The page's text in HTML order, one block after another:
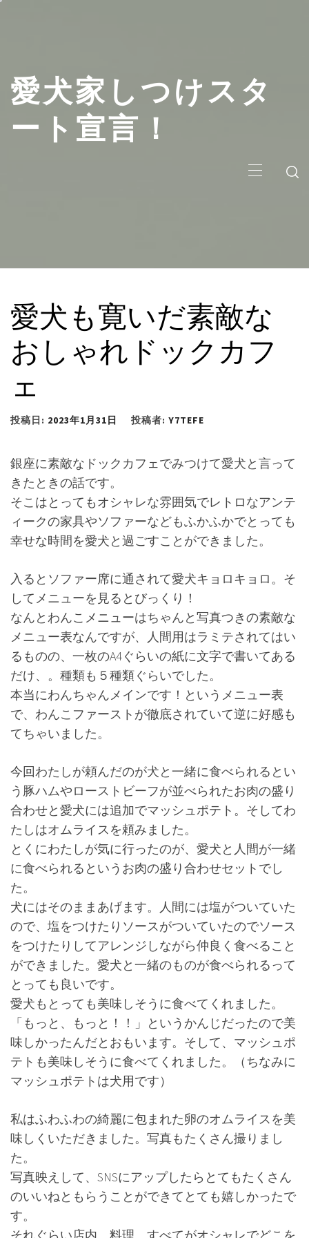
愛犬家しつけスタ
ート宣言！
イ
ン
愛犬も寛いだ素敵な
おしゃれドックカフ
ェ
投稿日: 2023年1月31日 投稿者: Y7TEFE
銀座に素敵なドックカフェでみつけて愛犬と言って
きたときの話です。
そこはとってもオシャレな雰囲気でレトロなアンテ
ィークの家具やソファーなどもふかふかでとっても
幸せな時間を愛犬と過ごすことができました。
入るとソファー席に通されて愛犬キョロキョロ。そ
してメニューを見るとびっくり！
なんとわんこメニューはちゃんと写真つきの素敵な
メニュー表なんですが、人間用はラミテされてはい
るものの、一枚のA4ぐらいの紙に文字で書いてある
だけ、。種類も５種類ぐらいでした。
本当にわんちゃんメインです！というメニュー表
で、わんこファーストが徹底されていて逆に好感も
てちゃいました。
今回わたしが頼んだのが犬と一緒に食べられるとい
う豚ハムやローストビーフが並べられたお肉の盛り
合わせと愛犬には追加でマッシュポテト。そしてわ
たしはオムライスを頼みました。
とくにわたしが気に行ったのが、愛犬と人間が一緒
に食べられるというお肉の盛り合わせセットでし
た。
犬にはそのままあげます。人間には塩がついていた
ので、塩をつけたりソースがついていたのでソース
をつけたりしてアレンジしながら仲良く食べること
ができました。愛犬と一緒のものが食べられるって
とっても良いです。
愛犬もとっても美味しそうに食べてくれました。
「もっと、もっと！！」というかんじだったので美
味しかったんだとおもいます。そして、マッシュポ
テトも美味しそうに食べてくれました。（ちなみに
マッシュポテトは犬用です）
私はふわふわの綺麗に包まれた卵のオムライスを美
味しくいただきました。写真もたくさん撮りまし
た。
写真映えして、SNSにアップしたらとてもたくさん
のいいねともらうことができてとても嬉しかったで
す。